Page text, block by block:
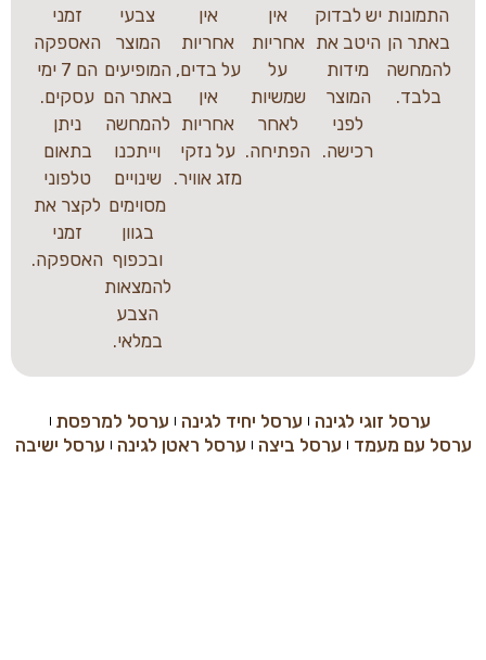
התמונות
באתר הן
להמחשה
בלבד.
יש לבדוק
היטב את
מידות
המוצר
לפני
רכישה.
אין
אחריות
על
שמשיות
לאחר
הפתיחה.
אין
אחריות
על בדים,
אין
אחריות
על נזקי
מזג אוויר.
צבעי
המוצר
המופיעים
באתר הם
להמחשה
וייתכנו
שינויים
מסוימים
בגוון
ובכפוף
להמצאות
הצבע
במלאי.
זמני
האספקה
הם 7 ימי
עסקים.
ניתן
בתאום
טלפוני
לקצר את
זמני
האספקה.
ערסל זוגי לגינה ערסל יחיד לגינה
ערסל למרפסת
ערסל עם מעמד
ערסל ביצה ערסל ראטן לגינה ערסל ישיבה